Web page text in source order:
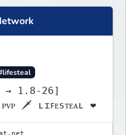
🗡 ʟɪꜰᴇsᴛᴇᴀʟ ❤